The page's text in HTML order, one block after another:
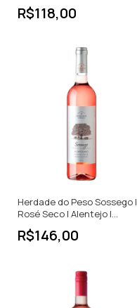
R$118,00
Herdade do Peso Sossego |
Rosé Seco | Alentejo |
R$146,00